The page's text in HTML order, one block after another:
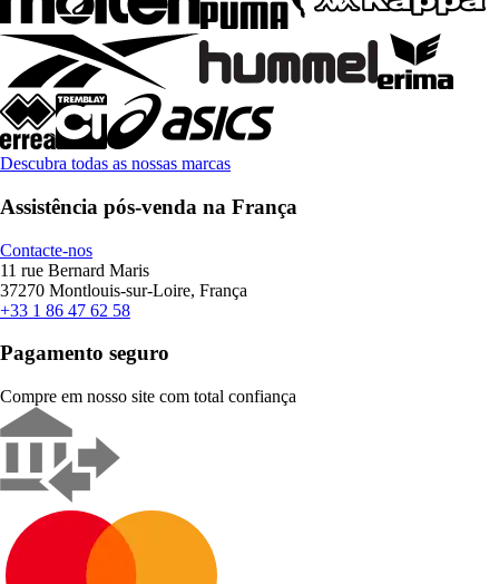
Descubra todas as nossas marcas
Assistência pós-venda na França
Contacte-nos
11 rue Bernard Maris
37270 Montlouis-sur-Loire, França
+33 1 86 47 62 58
Pagamento seguro
Compre em nosso site com total confiança